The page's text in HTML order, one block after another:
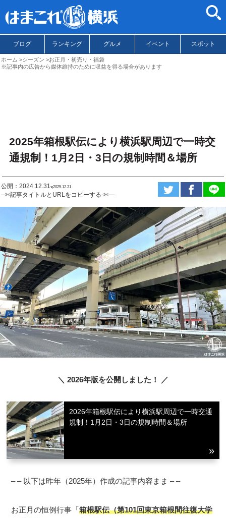
ブログ ランキング グルメ イベント スポット
ホーム シーズン
お正月・初売り・福袋
※記事内の広告から媒体維持のために収益を得る場合があります
2025年箱根駅伝により横浜駅周辺で一時交
通規制！1月2日・3日の規制時間＆場所
公開：2024.12.31ಇ2025.12.31
--✄記事タイトルとURLをコピーする-✄—
＼ 2026年版を公開しました！ ／
2026年箱根駅伝により横浜駅周辺で一時交通
規制！1月2日・3日の規制時間＆場所
– – 以下は昨年（2025年）作成の記事内容まま – –
お正月の恒例行事「箱根駅伝（第101回東京箱根間往復大学